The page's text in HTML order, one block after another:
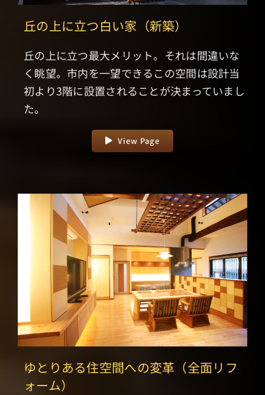
丘の上に立つ白い家（新築）
丘の上に立つ最大メリット。それは間違いな
く眺望。市内を一望できるこの空間は設計当
初より3階に設置されることが決まっていまし
た。
View Page
ゆとりある住空間への変革（全面リフ
ォーム）